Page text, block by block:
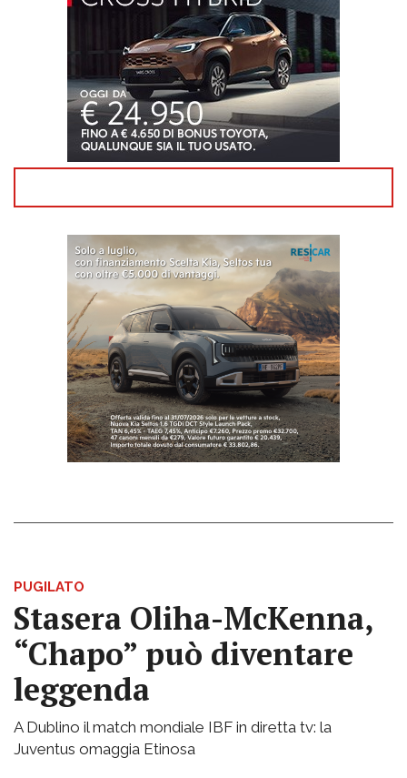
PUGILATO
Stasera Oliha-McKenna,
“Chapo” può diventare
leggenda
A Dublino il match mondiale IBF in diretta tv: la
Juventus omaggia Etinosa